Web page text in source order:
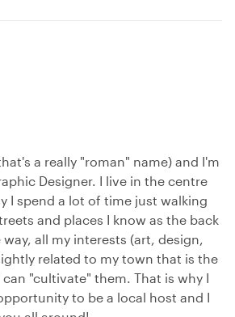
a really "roman" name) and I'm
Designer. I live in the centre
I spend a lot of time just walking
and places I know as the back
all my interests (art, design,
related to my town that is the
"cultivate" them. That is why I
to be a local host and I